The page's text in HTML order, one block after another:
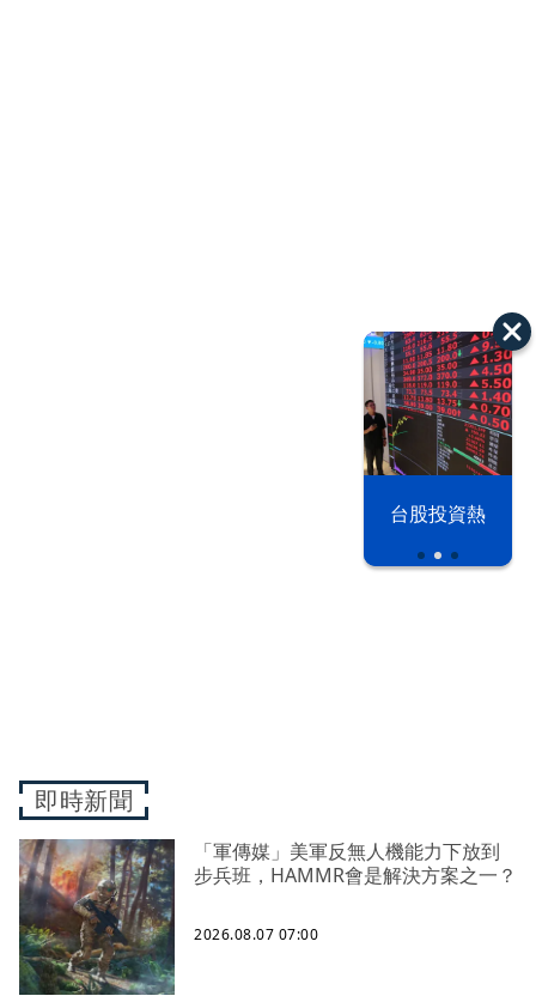
台股投資熱
即時新聞
「軍傳媒」美軍反無人機能力下放到
步兵班，HAMMR會是解決方案之一？
2026.08.07 07:00